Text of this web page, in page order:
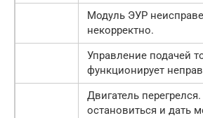
Модуль ЭУР
некорректно.
Управление подачей
функционирует
Двигатель
остановиться и дать